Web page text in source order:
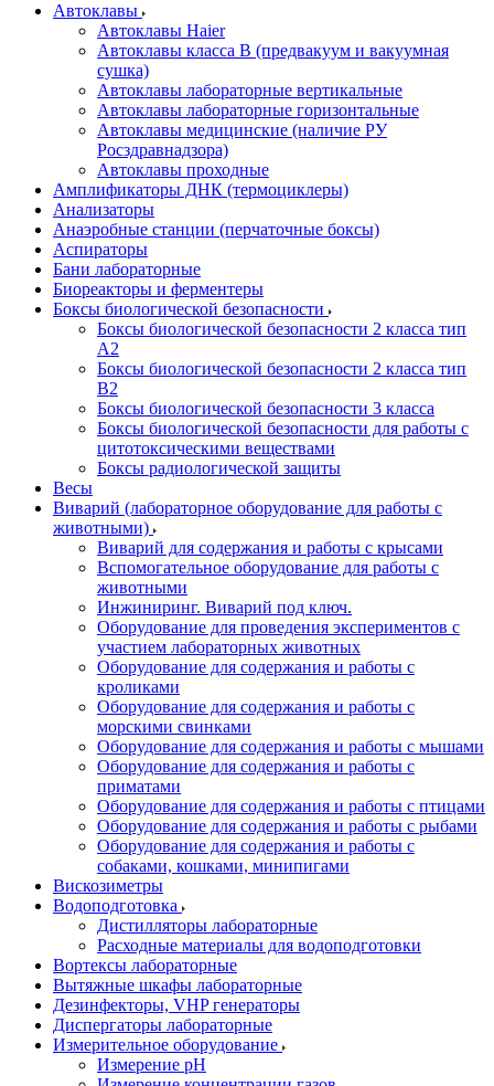
Автоклавы
Автоклавы Haier
Автоклавы класса B (предвакуум и вакуумная
сушка)
Автоклавы лабораторные вертикальные
Автоклавы лабораторные горизонтальные
Автоклавы медицинские (наличие РУ
Росздравнадзора)
Автоклавы проходные
Амплификаторы ДНК (термоциклеры)
Анализаторы
Анаэробные станции (перчаточные боксы)
Аспираторы
Бани лабораторные
Биореакторы и ферментеры
Боксы биологической безопасности
Боксы биологической безопасности 2 класса тип
A2
Боксы биологической безопасности 2 класса тип
B2
Боксы биологической безопасности 3 класса
Боксы биологической безопасности для работы с
цитотоксическими веществами
Боксы радиологической защиты
Весы
Виварий (лабораторное оборудование для работы с
животными)
Виварий для содержания и работы с крысами
Вспомогательное оборудование для работы с
животными
Инжиниринг. Виварий под ключ.
Оборудование для проведения экспериментов с
участием лабораторных животных
Оборудование для содержания и работы с
кроликами
Оборудование для содержания и работы с
морскими свинками
Оборудование для содержания и работы с мышами
Оборудование для содержания и работы с
приматами
Оборудование для содержания и работы с птицами
Оборудование для содержания и работы с рыбами
Оборудование для содержания и работы с
собаками, кошками, минипигами
Вискозиметры
Водоподготовка
Дистилляторы лабораторные
Расходные материалы для водоподготовки
Вортексы лабораторные
Вытяжные шкафы лабораторные
Дезинфекторы, VHP генераторы
Диспергаторы лабораторные
Измерительное оборудование
Измерение pH